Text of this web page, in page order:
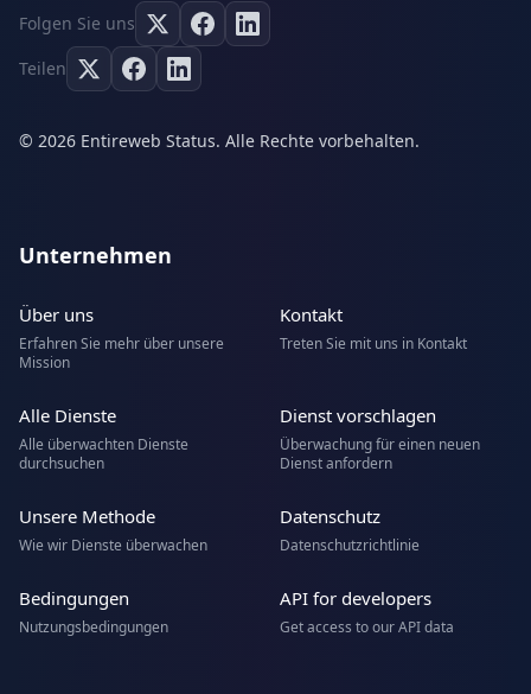
Folgen Sie uns
Teilen
© 2026 Entireweb Status. Alle Rechte vorbehalten.
Unternehmen
Über uns
Erfahren Sie mehr über unsere
Mission
Kontakt
Treten Sie mit uns in Kontakt
Alle Dienste
Alle überwachten Dienste
durchsuchen
Dienst vorschlagen
Überwachung für einen neuen
Dienst anfordern
Unsere Methode
Wie wir Dienste überwachen
Datenschutz
Datenschutzrichtlinie
Bedingungen
Nutzungsbedingungen
API for developers
Get access to our API data